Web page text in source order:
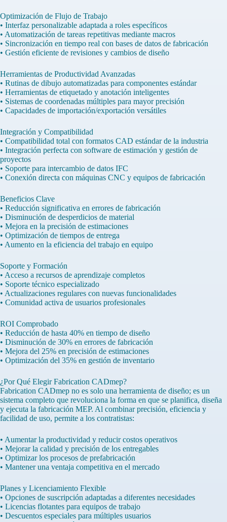
Optimización de Flujo de Trabajo
• Interfaz personalizable adaptada a roles específicos
• Automatización de tareas repetitivas mediante macros
• Sincronización en tiempo real con bases de datos de fabricación
• Gestión eficiente de revisiones y cambios de diseño
Herramientas de Productividad Avanzadas
• Rutinas de dibujo automatizadas para componentes estándar
• Herramientas de etiquetado y anotación inteligentes
• Sistemas de coordenadas múltiples para mayor precisión
• Capacidades de importación/exportación versátiles
Integración y Compatibilidad
• Compatibilidad total con formatos CAD estándar de la industria
• Integración perfecta con software de estimación y gestión de
proyectos
• Soporte para intercambio de datos IFC
• Conexión directa con máquinas CNC y equipos de fabricación
Beneficios Clave
• Reducción significativa en errores de fabricación
• Disminución de desperdicios de material
• Mejora en la precisión de estimaciones
• Optimización de tiempos de entrega
• Aumento en la eficiencia del trabajo en equipo
Soporte y Formación
• Acceso a recursos de aprendizaje completos
• Soporte técnico especializado
• Actualizaciones regulares con nuevas funcionalidades
• Comunidad activa de usuarios profesionales
ROI Comprobado
• Reducción de hasta 40% en tiempo de diseño
• Disminución de 30% en errores de fabricación
• Mejora del 25% en precisión de estimaciones
• Optimización del 35% en gestión de inventario
¿Por Qué Elegir Fabrication CADmep?
Fabrication CADmep no es solo una herramienta de diseño; es un
sistema completo que revoluciona la forma en que se planifica, diseña
y ejecuta la fabricación MEP. Al combinar precisión, eficiencia y
facilidad de uso, permite a los contratistas:
• Aumentar la productividad y reducir costos operativos
• Mejorar la calidad y precisión de los entregables
• Optimizar los procesos de prefabricación
• Mantener una ventaja competitiva en el mercado
Planes y Licenciamiento Flexible
• Opciones de suscripción adaptadas a diferentes necesidades
• Licencias flotantes para equipos de trabajo
• Descuentos especiales para múltiples usuarios